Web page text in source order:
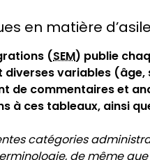
en matière
(SEM) publie
variables (âge,
de commentaires et
à ces tableaux, ainsi
catégories
de même